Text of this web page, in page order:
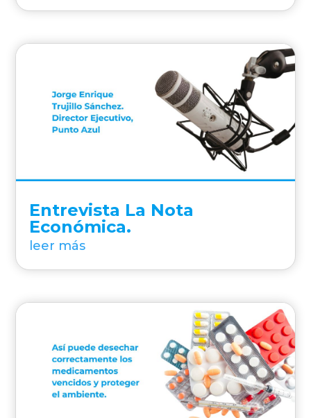
Entrevista La Nota
Económica.
leer más